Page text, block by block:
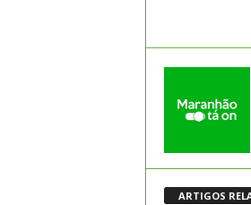
ARTIGOS